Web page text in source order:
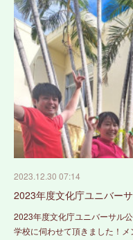
2023.12.30 07:14
2023年度文化庁ユニバー
2023年度文化庁ユニバーサル
学校に伺わせて頂きました！